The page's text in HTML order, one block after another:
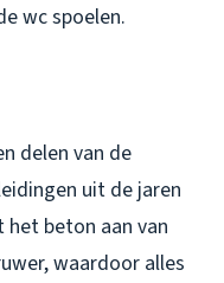
wc spoelen.
delen van de
uit de jaren
beton aan van
waardoor alles